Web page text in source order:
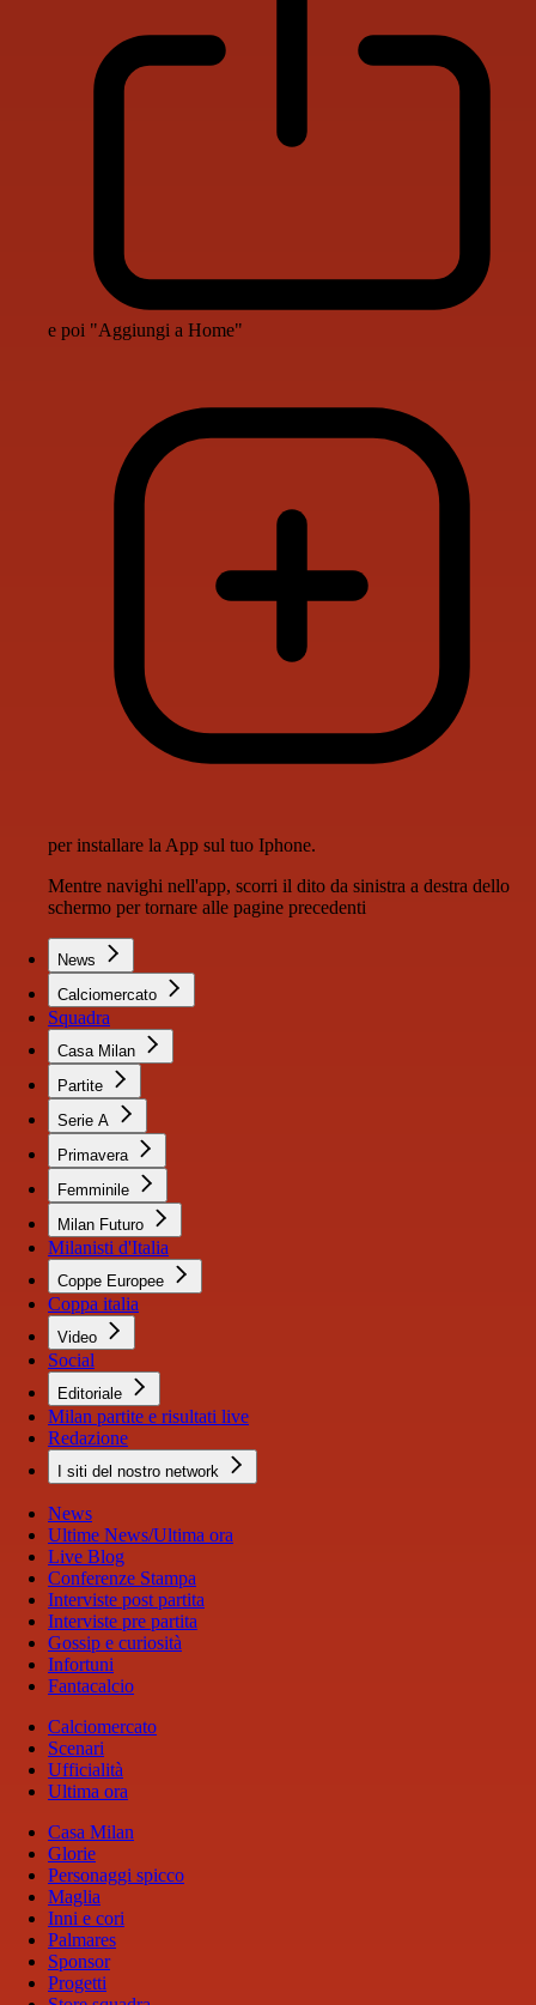
e poi "Aggiungi a Home"
per installare la App sul tuo Iphone.
Mentre navighi nell'app, scorri il dito da sinistra a destra dello
schermo per tornare alle pagine precedenti
News
Calciomercato
Squadra
Casa Milan
Partite
Serie A
Primavera
Femminile
Milan Futuro
Milanisti d'Italia
Coppe Europee
Coppa italia
Video
Social
Editoriale
Milan partite e risultati live
Redazione
I siti del nostro network
News
Ultime News/Ultima ora
Live Blog
Conferenze Stampa
Interviste post partita
Interviste pre partita
Gossip e curiosità
Infortuni
Fantacalcio
Calciomercato
Scenari
Ufficialità
Ultima ora
Casa Milan
Glorie
Personaggi spicco
Maglia
Inni e cori
Palmares
Sponsor
Progetti